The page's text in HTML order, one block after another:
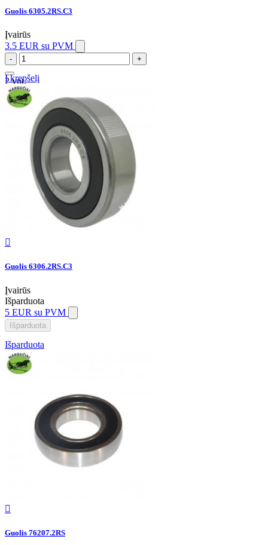
Guolis 6305.2RS.C3
Įvairūs
3.5 EUR su PVM
- +
2 vnt.
Į krepšelį

Guolis 6306.2RS.C3
Įvairūs
Išparduota
5 EUR su PVM
Išparduota
Išparduota

Guolis 76207.2RS